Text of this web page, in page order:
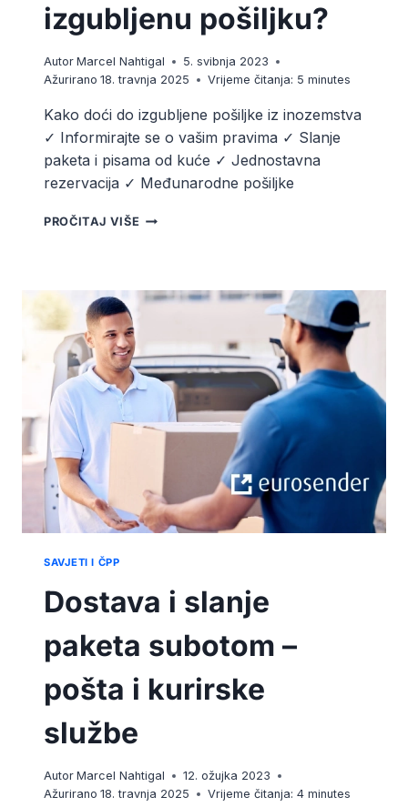
izgubljenu pošiljku?
Autor Marcel Nahtigal
5. svibnja 2023
Ažurirano 18. travnja 2025 Vrijeme čitanja: 5minutes
Kako doći do izgubljene pošiljke iz inozemstva
✓ Informirajte se o vašim pravima ✓ Slanje
paketa i pisama od kuće ✓ Jednostavna
rezervacija ✓ Međunarodne pošiljke
PROČITAJ VIŠE KAKO
SAVJETI I ČPP
Dostava i slanje
paketa subotom –
pošta i kurirske
službe
Autor Marcel Nahtigal
12. ožujka 2023
Ažurirano 18. travnja 2025 Vrijeme čitanja: 4minutes